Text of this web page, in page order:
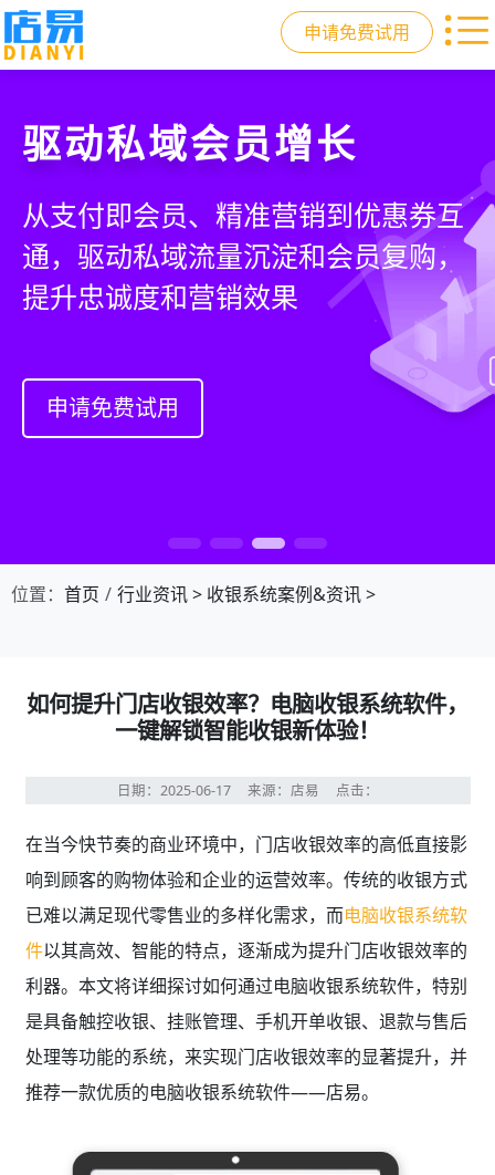
申请免费试用
快速拓展生意边界
借助小程序商城、线上引流到线下售
后，打通全域销售渠道，拓展生意边
界，提升顾客体验
申请免费试用
门店收银，就用店易
智慧收银+商品库存+会员增长+小程序
商城，一套系统解决开店管店及业绩
增长难题
申请免费试用
重塑门店运营体验
从极速收银、全渠道库存同步到订单
统一处理，重构门店运营流程，实现
降本增效与业绩突破
申请免费试用
驱动私域会员增长
从支付即会员、精准营销到优惠券互
通，驱动私域流量沉淀和会员复购，
提升忠诚度和营销效果
申请免费试用
位置： 首页 行业资讯> 收银系统案例&资讯>
如何提升门店收银效率？电脑收银系统软件，
一键解锁智能收银新体验！
日期：2025-06-17 来源：店易 点击：
在当今快节奏的商业环境中，门店收银效率的高低直接影
响到顾客的购物体验和企业的运营效率。传统的收银方式
已难以满足现代零售业的多样化需求，而电脑收银系统软
件以其高效、智能的特点，逐渐成为提升门店收银效率的
利器。本文将详细探讨如何通过电脑收银系统软件，特别
是具备触控收银、挂账管理、手机开单收银、退款与售后
处理等功能的系统，来实现门店收银效率的显著提升，并
推荐一款优质的电脑收银系统软件——店易。